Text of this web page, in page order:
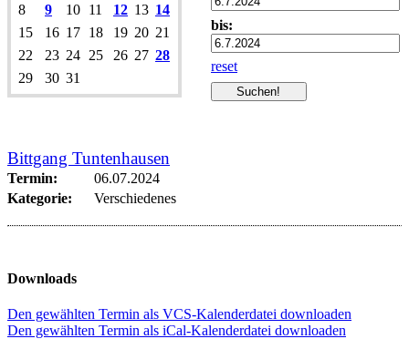
8
9 10 11 12 13 14
15
16 17 18 19 20 21
22
23 24 25 26 27 28
29
30 31
bis:
reset
Bittgang Tuntenhausen
Termin:
06.07.2024
Kategorie:
Verschiedenes
Downloads
Den gewählten Termin als VCS-Kalenderdatei downloaden
Den gewählten Termin als iCal-Kalenderdatei downloaden